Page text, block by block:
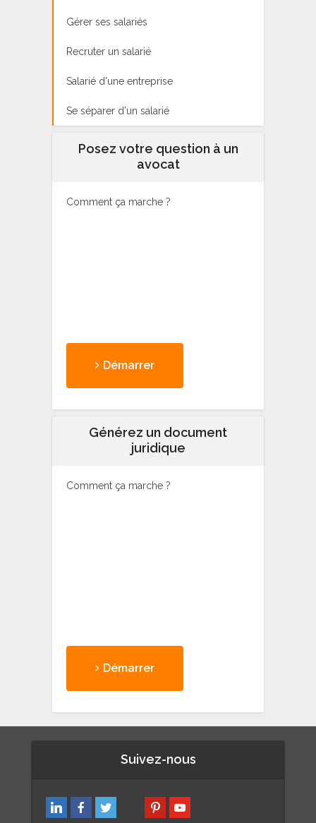
Gérer ses salariés
Recruter un salarié
Salarié d'une entreprise
Se séparer d'un salarié
Posez votre question à un
avocat
Comment ça marche ?
Démarrer
Générez un document
juridique
Comment ça marche ?
Démarrer
Suivez-nous